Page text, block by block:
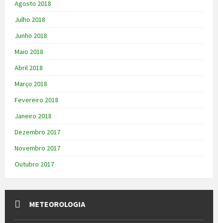
Agosto 2018
Julho 2018
Junho 2018
Maio 2018
Abril 2018
Março 2018
Fevereiro 2018
Janeiro 2018
Dezembro 2017
Novembro 2017
Outubro 2017
METEOROLOGIA